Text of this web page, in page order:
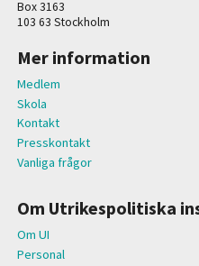
Box 3163
103 63 Stockholm
Mer information
Medlem
Skola
Kontakt
Presskontakt
Vanliga frågor
Om Utrikespolitiska
Om UI
Personal